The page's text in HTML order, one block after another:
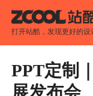
打开站酷，发现更好的设
PPT定制
展发布会